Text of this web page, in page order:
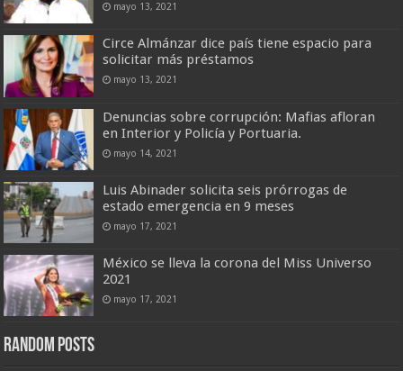
mayo 13, 2021
Circe Almánzar dice país tiene espacio para
solicitar más préstamos
mayo 13, 2021
Denuncias sobre corrupción: Mafias afloran
en Interior y Policía y Portuaria.
mayo 14, 2021
Luis Abinader solicita seis prórrogas de
estado emergencia en 9 meses
mayo 17, 2021
México se lleva la corona del Miss Universo
2021
mayo 17, 2021
Random Posts